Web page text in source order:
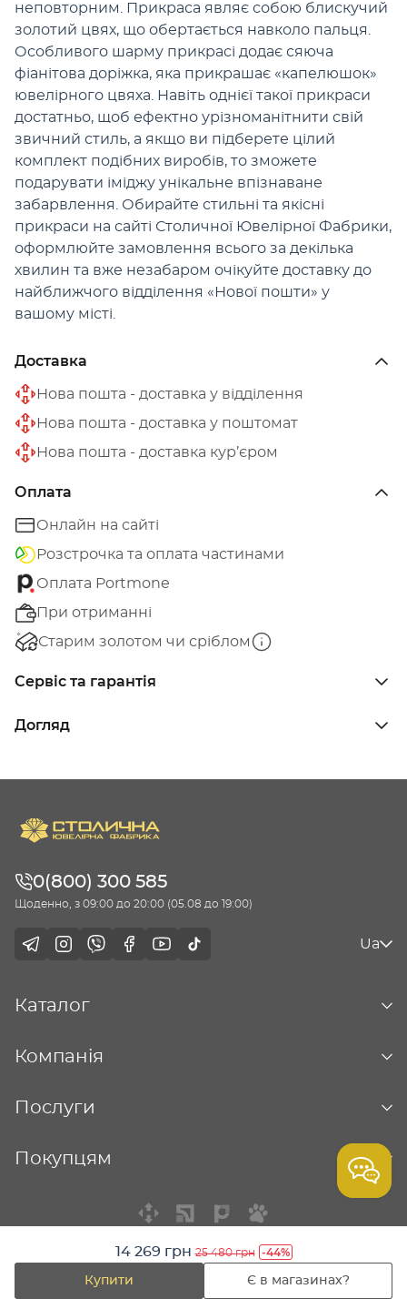
14 269 грн 25 480 грн -44%
Купити Є в магазинах?
неповторним. Прикраса являє собою блискучий
золотий цвях, що обертається навколо пальця.
Особливого шарму прикрасі додає сяюча
фіанітова доріжка, яка прикрашає «капелюшок»
ювелірного цвяха. Навіть однієї такої прикраси
достатньо, щоб ефектно урізноманітнити свій
звичний стиль, а якщо ви підберете цілий
комплект подібних виробів, то зможете
подарувати іміджу унікальне впізнаване
забарвлення. Обирайте стильні та якісні
прикраси на сайті Столичної Ювелірної Фабрики,
оформлюйте замовлення всього за декілька
хвилин та вже незабаром очікуйте доставку до
найближчого відділення «Нової пошти» у
вашому місті.
Доставка
Нова пошта - доставка у відділення
Нова пошта - доставка у поштомат
Нова пошта - доставка кур’єром
Оплата
Онлайн на сайті
Розстрочка та оплата частинами
Оплата Portmone
При отриманні
Старим золотом чи сріблом
Сервіс та гарантія
Догляд
0(800) 300 585
Щоденно, з 09:00 до 20:00 (05.08 до 19:00)
Ua
Каталог
Компанія
Послуги
Покупцям
© Столична ювелірна фабрика - 2026